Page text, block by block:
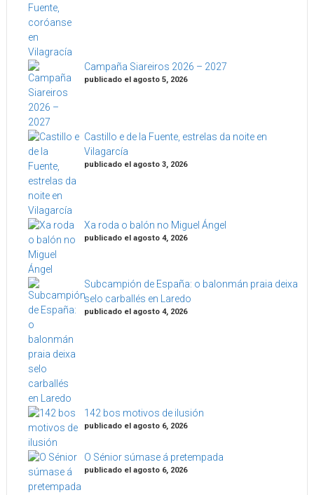
Campaña Siareiros 2026 – 2027
publicado el agosto 5, 2026
Castillo e de la Fuente, estrelas da noite en
Vilagarcía
publicado el agosto 3, 2026
Xa roda o balón no Miguel Ángel
publicado el agosto 4, 2026
Subcampión de España: o balonmán praia deixa
selo carballés en Laredo
publicado el agosto 4, 2026
142 bos motivos de ilusión
publicado el agosto 6, 2026
O Sénior súmase á pretempada
publicado el agosto 6, 2026